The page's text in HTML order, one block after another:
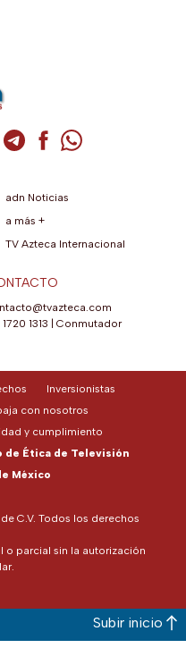
Twitter (se abre en una
Instagram (se abre en una
de TikTok (se abre en
de YouTube (se abre
Cuenta de Telegram (se
Cuenta de
Cuenta de
adn Noticias
a más +
TV Azteca Internacional
1313
Conmutador
C.V. Todos los derechos
parcial sin la autorización
Inversionistas
con nosotros
y cumplimiento
de Ética de Televisión
México
Subir inicio